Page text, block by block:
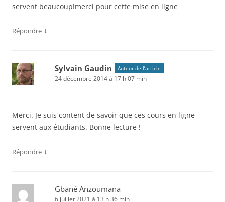
servent beaucoup!merci pour cette mise en ligne
Répondre ↓
Sylvain Gaudin Auteur de l’article
24 décembre 2014 à 17 h 07 min
Merci. Je suis content de savoir que ces cours en ligne
servent aux étudiants. Bonne lecture !
Répondre ↓
Gbané Anzoumana
6 juillet 2021 à 13 h 36 min